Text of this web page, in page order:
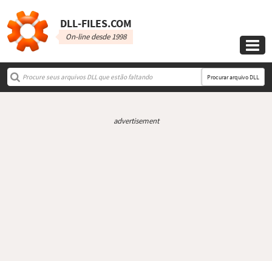
DLL‑FILES.COM
On-line desde 1998

Procurar arquivo DLL
advertisement